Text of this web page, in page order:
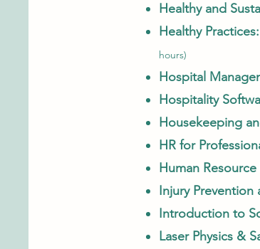
Healthy and
Healthy
hours)
Hospital
Hospitality
Housekeeping
HR for
Human
Injury Prevention
Introduction to
Laser Physics &